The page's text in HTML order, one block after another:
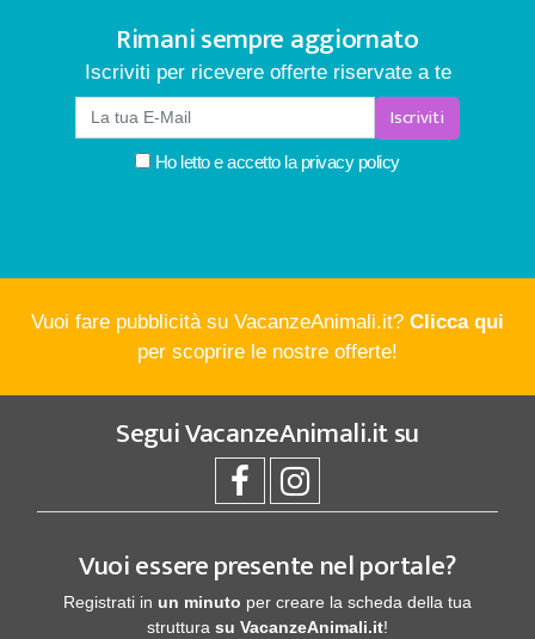
Rimani sempre aggiornato
Iscriviti per ricevere offerte riservate a te
Iscriviti
Ho letto e accetto la privacy policy
Vuoi fare pubblicità su VacanzeAnimali.it? Clicca qui
per scoprire le nostre offerte!
SeguiVacanzeAnimali.itsu
Vuoi essere presente nel portale?
Registrati in un minuto per creare la scheda della tua
struttura su VacanzeAnimali.it!